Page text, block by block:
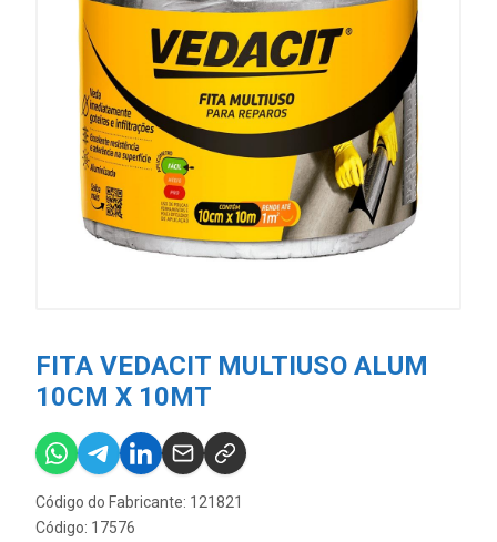
FITA VEDACIT MULTIUSO ALUM
10CM X 10MT
Código do Fabricante: 121821
Código: 17576